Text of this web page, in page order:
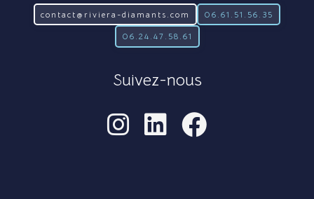
contact@riviera-diamants.com 06.61.51.56.35
06.24.47.58.61
Suivez-nous